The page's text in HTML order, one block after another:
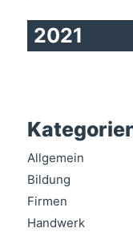
2021
Allgemein
Bildung
Firmen
Handwerk